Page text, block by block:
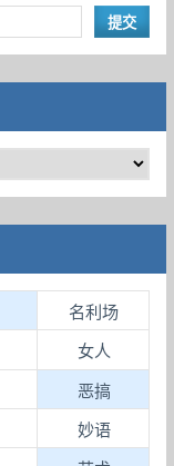
名利场
女人
恶搞
妙语